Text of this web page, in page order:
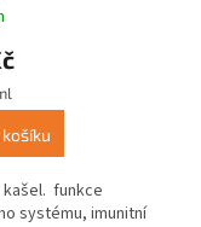
košíku
kašel. funkce
systému, imunitní